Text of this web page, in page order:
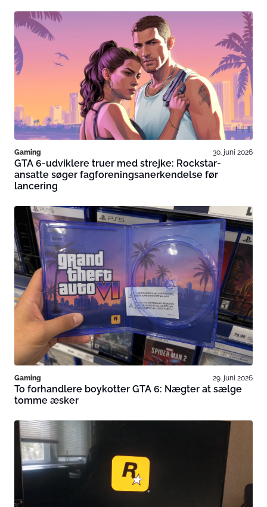
Gaming 30. juni 2026
GTA 6-udviklere truer med strejke: Rockstar-
ansatte søger fagforeningsanerkendelse før
lancering
Gaming 29. juni 2026
To forhandlere boykotter GTA 6: Nægter at sælge
tomme æsker